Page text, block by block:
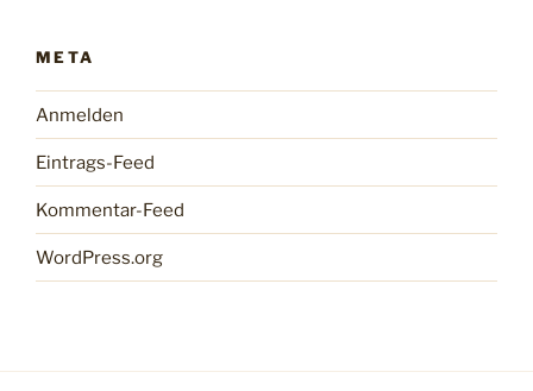
META
Anmelden
Eintrags-Feed
Kommentar-Feed
WordPress.org